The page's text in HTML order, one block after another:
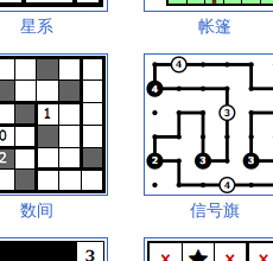
星系 帐篷
数间 信号旗